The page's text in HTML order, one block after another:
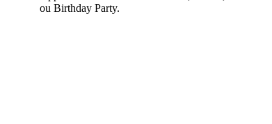
ou Birthday Party.